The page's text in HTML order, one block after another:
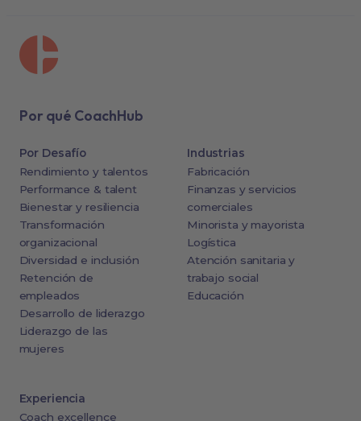
Por qué CoachHub
Por Desafío
Rendimiento y talentos
Performance & talent
Bienestar y resiliencia
Transformación
organizacional
Diversidad e inclusión
Retención de
empleados
Desarrollo de liderazgo
Liderazgo de las
mujeres
Industrias
Fabricación
Finanzas y servicios
comerciales
Minorista y mayorista
Logística
Atención sanitaria y
trabajo social
Educación
Experiencia
Coach excellence